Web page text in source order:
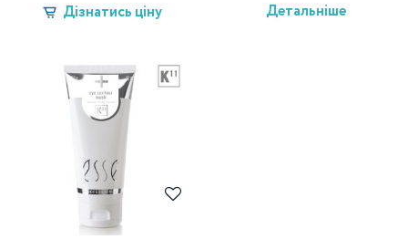
Дізнатись ціну Детальніше